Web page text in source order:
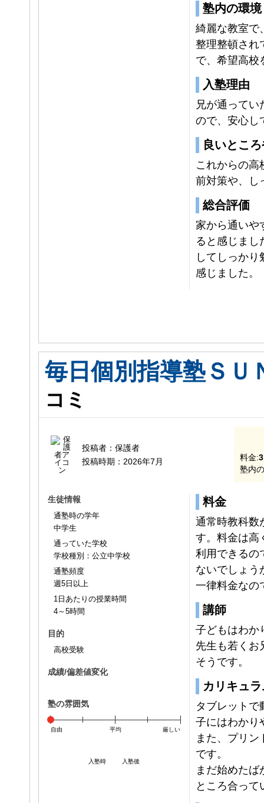
塾内の環境
綺麗な教室で
整理整頓され
で、希望高校
入塾理由
兄が通って
ので、安心し
良いとこ
これからの高
前対策や、し
総合評価
家から通いや
ると感じまし
してしっか
感じました。
毎日個別指導塾ＳＵ
コミ
投稿者： 保護者
投稿時期： 2026年7月 料金:
塾内
生徒情報
通塾時の学年
中学生
通っていた学校
学校種別：公立中学校
通塾頻度
週5日以上
1日あたりの授業時間
4～5時間
目的
高校受験
成績/偏差値変化
入塾時 入塾後
塾の雰囲気
自由 平均 厳しい
料金
通常時教科数
す。料金は高
利用できるの
ないでしょう
一律料金なの
講師
子どもはわか
先生も若くお
そうです。
カリキュ
タブレットで
子にはわかり
また、プリ
です。
まだ始めた
ところ合って